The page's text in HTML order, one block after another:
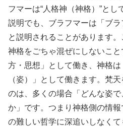
フマーは“人格神（神格）”と
説明でも、ブラフマーは「ブラ
と説明されることがあります
神格をごちゃ混ぜにしないこ
方・思想」として働き、神格
（姿）」として働きます。梵
のは、多くの場合「どんな姿
か」です。つまり神格側の情
の難しい哲学に深追いしなく